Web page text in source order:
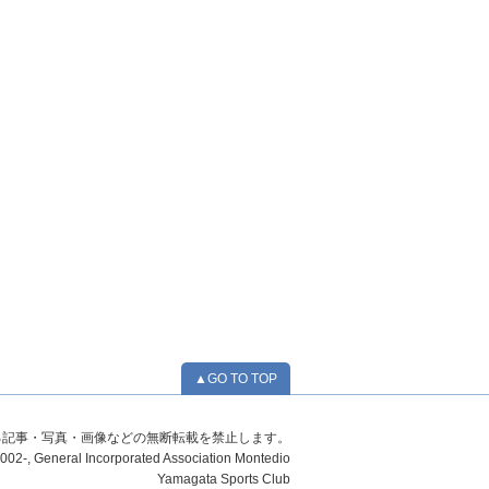
事・写真・画像などの無断転載を禁止します。
, General Incorporated Association Montedio
Yamagata Sports Club
▲GO TO TOP